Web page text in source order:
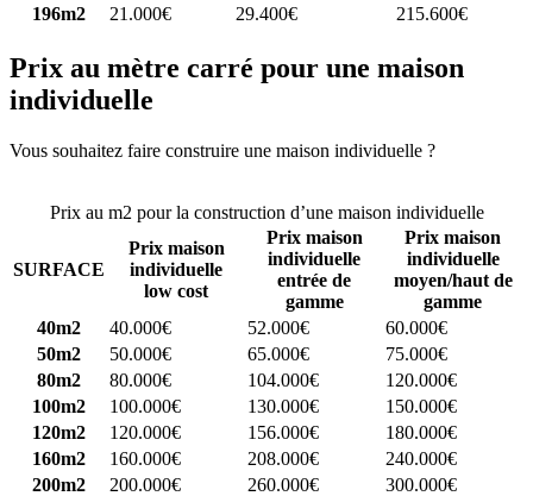
196m2
21.000€ 29.400€ 215.600€
Prix au mètre carré pour une maison
individuelle
Vous souhaitez faire construire une maison individuelle ?
Prix au m2 pour la construction d’une maison individuelle
SURFACE
Prix maison
individuelle
low cost
Prix maison
individuelle
entrée de
gamme
Prix maison
individuelle
moyen/haut de
gamme
40m2
40.000€ 52.000€
60.000€
50m2
50.000€ 65.000€
75.000€
80m2
80.000€ 104.000€
120.000€
100m2
100.000€ 130.000€
150.000€
120m2
120.000€ 156.000€
180.000€
160m2
160.000€ 208.000€
240.000€
200m2
200.000€ 260.000€ 300.000€